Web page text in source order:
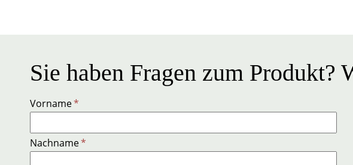
Sie haben Fragen zum Produkt?
Vorname*
Nachname*